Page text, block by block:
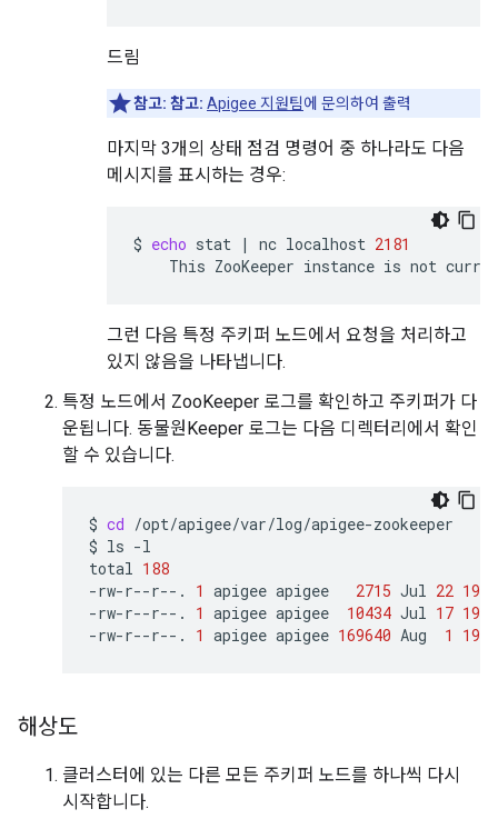
드림
참고: 참고: Apigee 지원팀에 문의하여 출력
마지막 3개의 상태 점검 명령어 중 하나라도 다음
메시지를 표시하는 경우:
$ echo stat | nc localhost 2181
This ZooKeeper instance is not
그런 다음 특정 주키퍼 노드에서 요청을 처리하고
있지 않음을 나타냅니다.
특정 노드에서 ZooKeeper 로그를 확인하고 주키퍼가 다
운됩니다. 동물원Keeper 로그는 다음 디렉터리에서 확인
할 수 있습니다.
$ cd /opt/apigee/var/log/apigee-zookeeper
$ ls -l
total 188
-rw-r--r--.
1 apigee apigee 2715 Jul 22 19
-rw-r--r--.
1 apigee apigee 10434 Jul 17 19
-rw-r--r--.
1 apigee apigee 169640 Aug 1 19
해상도
클러스터에 있는 다른 모든 주키퍼 노드를 하나씩 다시
시작합니다.